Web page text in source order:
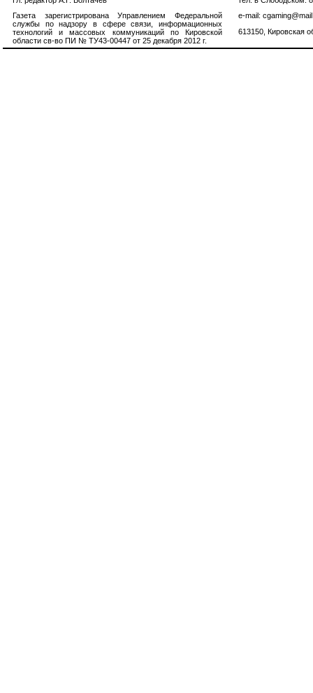
Газета зарегистрирована Управлением Федеральной
службы по надзору в сфере связи, информационных
технологий и массовых коммуникаций по Кировской
области св-во ПИ № ТУ43-00447 от 25 декабря 2012 г.
e-mail:
613150, Кировская